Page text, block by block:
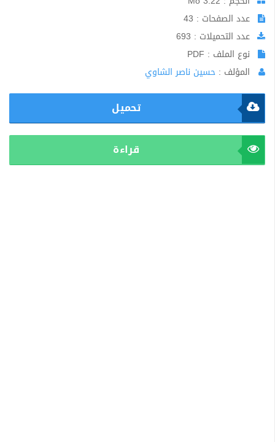
عدد الصفحات : 43
عدد التحميلات : 693
نوع الملف : PDF
المؤلف : حسين ناصر الشاوي
تحميل
قراءة